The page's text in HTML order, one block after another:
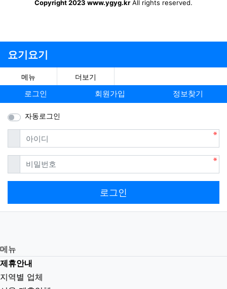
Copyright 2023 www.ygyg.kr All rights reserved.
요기요기
메뉴 더보기
로그인 회원가입 정보찾기
자동로그인
아이디필수
비밀번호필수
로그인
메뉴
제휴안내
지역별 업체